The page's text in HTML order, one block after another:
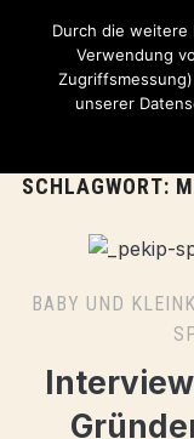
SCHLAGWORT:
BABY UND
Durch die weitere
Verwendung
unserer